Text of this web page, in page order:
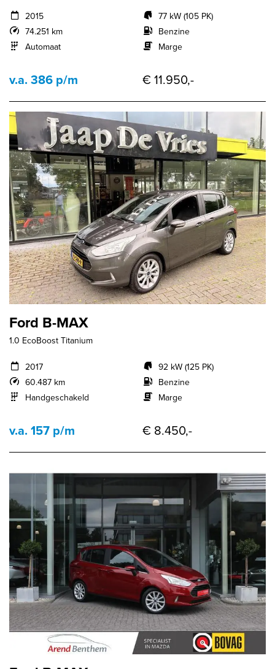
2015
74.251 km
Automaat
77 kW (105 PK)
Benzine
Marge
v.a. 386 p/m € 11.950,-
Ford B-MAX
1.0 EcoBoost Titanium
2017
60.487 km
Handgeschakeld
92 kW (125 PK)
Benzine
Marge
v.a. 157 p/m € 8.450,-